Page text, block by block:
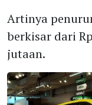
Artinya
berkisar dari
jutaan.